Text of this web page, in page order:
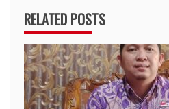
RELATED POSTS